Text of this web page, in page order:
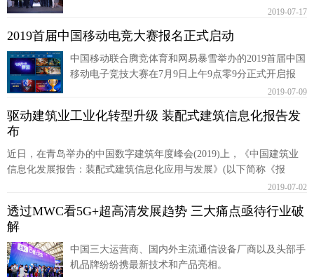
2019-07-17
2019首届中国移动电竞大赛报名正式启动
中国移动联合腾竞体育和网易暴雪举办的2019首届中国
移动电子竞技大赛在7月9日上午9点零9分正式开启报
名，用户可通过以下多种渠道进入赛事官网报名。2019-07-09
驱动建筑业工业化转型升级 装配式建筑信息化报告发
布
近日，在青岛举办的中国数字建筑年度峰会(2019)上，《中国建筑业
信息化发展报告：装配式建筑信息化应用与发展》(以下简称《报
2019-07-02
透过MWC看5G+超高清发展趋势 三大痛点亟待行业破
解
中国三大运营商、国内外主流通信设备厂商以及头部手
机品牌纷纷携最新技术和产品亮相。